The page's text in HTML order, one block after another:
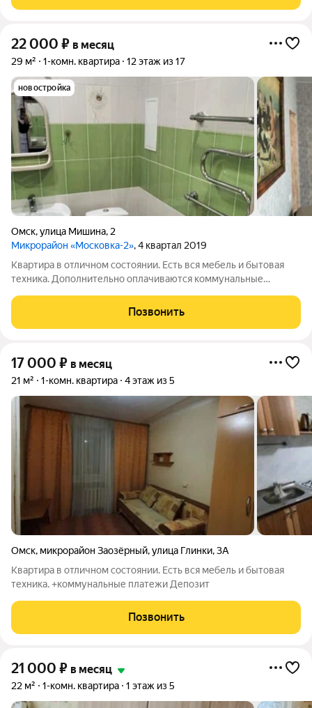
22 000 ₽ в месяц
29 м² 1-комн. квартира 12 этаж из 17
новостройка
Омск,улица Мишина, 2
Микрорайон «Московка-2», 4 квартал 2019
Квартира в отличном состоянии. Есть вся мебель и бытовая
техника. Дополнительно оплачиваются коммунальные
Позвонить
17 000 ₽ в месяц
21 м² 1-комн. квартира 4 этаж из 5
Омск, микрорайон Заозёрный,улица Глинки,3А
Квартира в отличном состоянии. Есть вся мебель и бытовая
техника. +коммунальные платежи Депозит
Позвонить
21 000 ₽ в месяц
22 м² 1-комн. квартира 1 этаж из 5